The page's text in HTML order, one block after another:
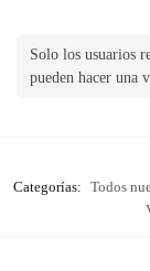
Solo los usuarios
pueden hacer una
Categorías: Todos